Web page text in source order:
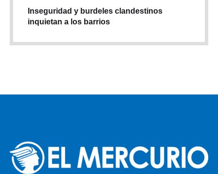
Inseguridad y burdeles clandestinos
inquietan a los barrios